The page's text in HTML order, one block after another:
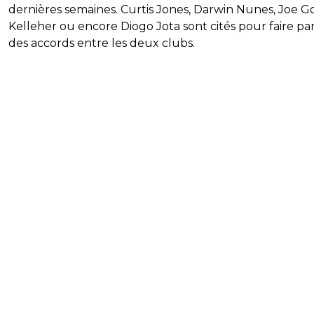
dernières semaines. Curtis Jones, Darwin Nunes, Joe
Kelleher ou encore Diogo Jota sont cités pour faire
des accords entre les deux clubs.